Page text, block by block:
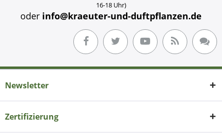
16-18 Uhr)
oder info@kraeuter-und-duftpflanzen.de
Newsletter
Zertifizierung